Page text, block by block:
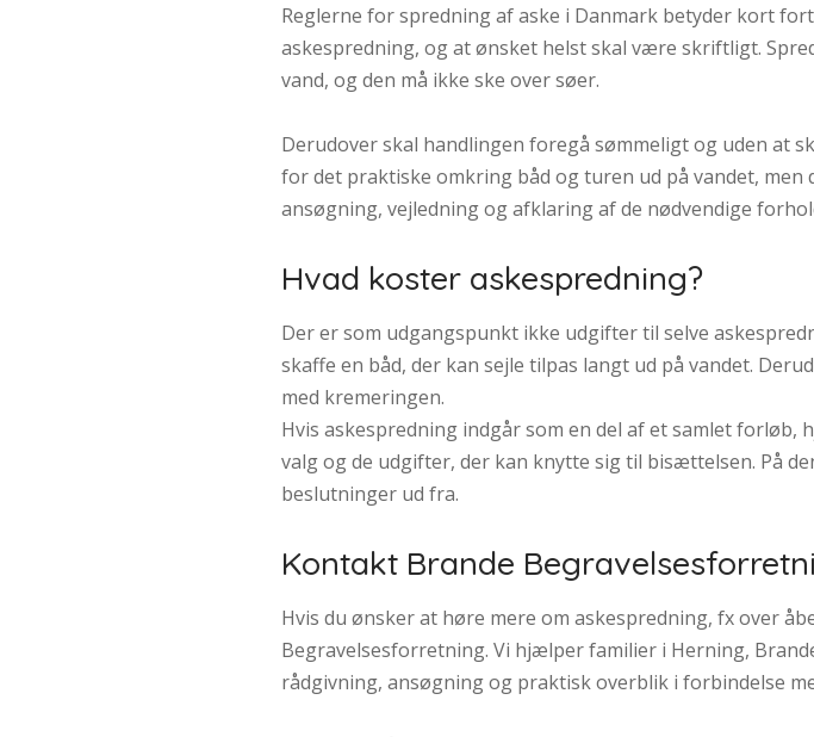
Reglerne for spredning af aske i Danmark betyder kort
askespredning, og at ønsket helst skal være skriftligt.
vand, og den må ikke ske over søer.
Derudover skal handlingen foregå sømmeligt og uden at
for det praktiske omkring båd og turen ud på vandet,
ansøgning, vejledning og afklaring af de nødvendige
Hvad koster askespredning?
Der er som udgangspunkt ikke udgifter til selve
skaffe en båd, der kan sejle tilpas langt ud på vandet.
med kremeringen.
Hvis askespredning indgår som en del af et samlet
valg og de udgifter, der kan knytte sig til bisættelsen. På
beslutninger ud fra.
Kontakt Brande
Hvis du ønsker at høre mere om askespredning, fx over
Begravelsesforretning. Vi hjælper familier i Herning,
rådgivning, ansøgning og praktisk overblik i forbindelse